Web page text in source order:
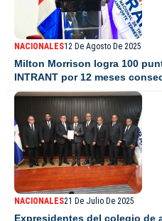
NACIONALES12 De Agosto De 2025
Milton Morrison logra 100
INTRANT por 12 meses
NACIONALES21 De Julio De 2025
Expresidentes del colegio de